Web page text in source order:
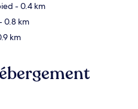
- 0.4 km
0.8 km
km